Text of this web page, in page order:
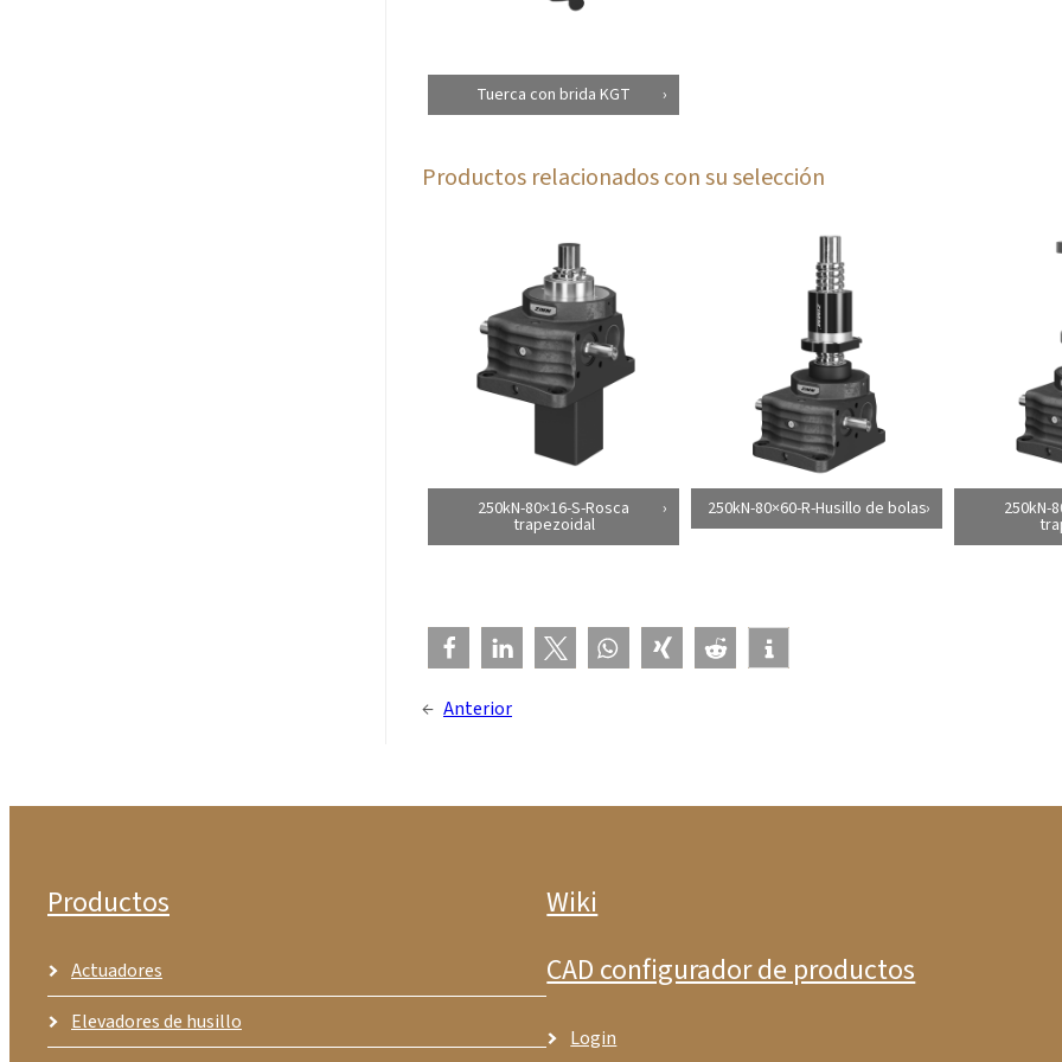
Tuerca con brida KGT
Productos relacionados con su selección
250kN-80×16-S-Rosca
trapezoidal
250kN-80×60-R-Husillo de bolas 250kN-
← Anterior
Productos
Actuadores
Elevadores de husillo
Wiki
CAD configurador de productos
Login